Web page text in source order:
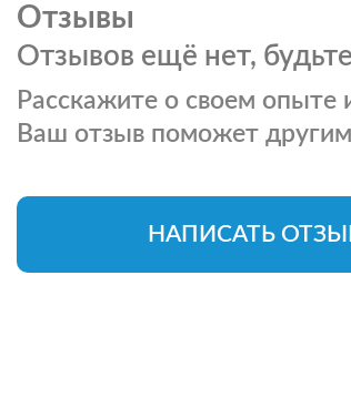
Отзывы
Отзывов ещё нет,
Расскажите о своем опыте
Ваш отзыв поможет
НАПИСАТЬ